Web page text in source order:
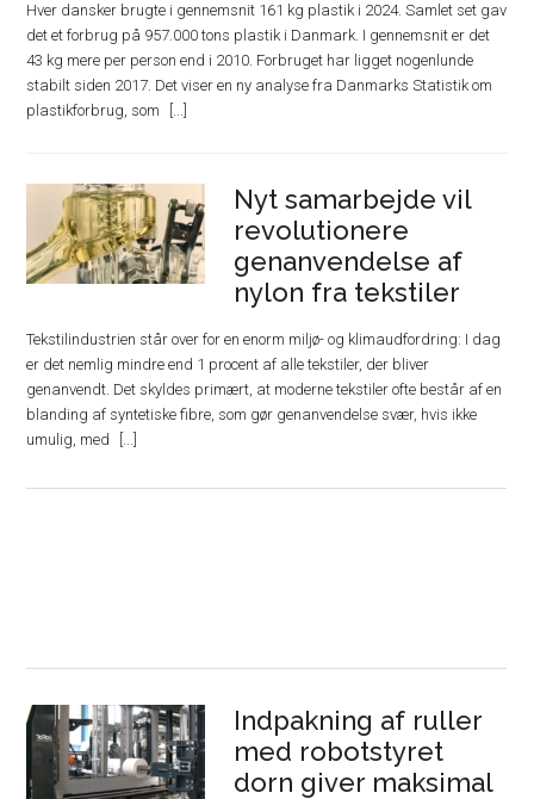
Hver dansker brugte i gennemsnit 161 kg plastik i 2024. Samlet set gav
det et forbrug på 957.000 tons plastik i Danmark. I gennemsnit er det
43 kg mere per person end i 2010. Forbruget har ligget nogenlunde
stabilt siden 2017. Det viser en ny analyse fra Danmarks Statistik om
plastikforbrug, som
Nyt samarbejde vil
revolutionere
genanvendelse af
nylon fra tekstiler
Tekstilindustrien står over for en enorm miljø- og klimaudfordring: I dag
er det nemlig mindre end 1 procent af alle tekstiler, der bliver
genanvendt. Det skyldes primært, at moderne tekstiler ofte består af en
blanding af syntetiske fibre, som gør genanvendelse svær, hvis ikke
umulig, med
Indpakning af ruller
med robotstyret
dorn giver maksimal